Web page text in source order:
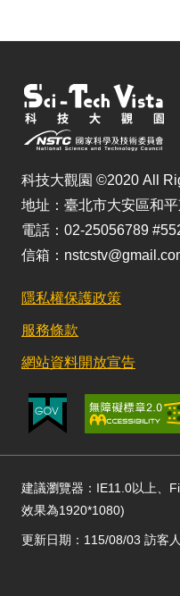
科技大觀園 ©2020 All
地址：臺北市大安區和
電話：02-25056789
信箱：
隱私權保護政策
服務條款
網站資料開放宣告
建議瀏覽器：IE11.0以上、
效果為1920*1080)
更新日期：115/08/03 訪客